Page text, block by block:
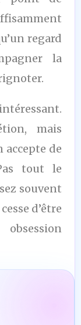
regard
la
mais
de
tout le
souvent
d’être